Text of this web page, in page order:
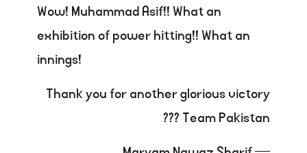
Wow! Muhammad Asif!! What an
exhibition of power hitting!! What an
innings!
Thank you for another glorious victory
Team Pakistan ???